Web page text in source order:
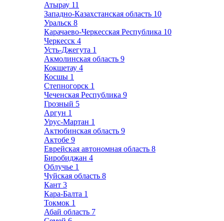
Атырау 11
Западно-Казахстанская область 10
Уральск 8
Карачаево-Черкесская Республика 10
Черкесск 4
Усть-Джегута 1
Акмолинская область 9
Кокшетау 4
Косшы 1
Степногорск 1
Чеченская Республика 9
Грозный 5
Аргун 1
Урус-Мартан 1
Актюбинская область 9
Актобе 9
Еврейская автономная область 8
Биробиджан 4
Облучье 1
Чуйская область 8
Кант 3
Кара-Балта 1
Токмок 1
Абай область 7